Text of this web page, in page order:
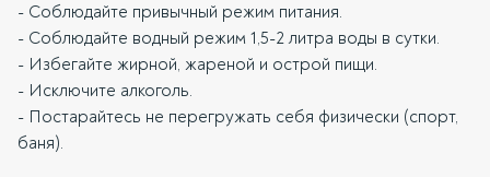
- Соблюдайте привычный режим питания.
- Соблюдайте водный режим 1,5-2 литра воды в сутки.
- Избегайте жирной, жареной и острой пищи.
- Исключите алкоголь.
- Постарайтесь не перегружать себя физически (спорт,
баня).